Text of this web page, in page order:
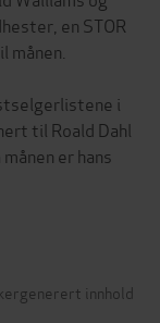
en STOR
i
til Roald Dahl
er hans
innhold